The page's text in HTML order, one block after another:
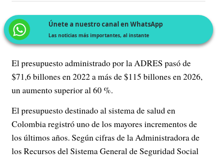
Únete a nuestro canal en WhatsApp
Las noticias más importantes, al instante
El presupuesto administrado por la ADRES pasó de
$71,6 billones en 2022 a más de $115 billones en 2026,
un aumento superior al 60 %.
El presupuesto destinado al sistema de salud en
Colombia registró uno de los mayores incrementos de
los últimos años. Según cifras de la Administradora de
los Recursos del Sistema General de Seguridad Social